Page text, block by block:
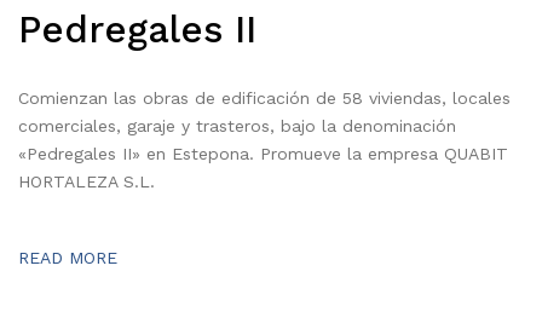
Pedregales II
Comienzan las obras de edificación de 58 viviendas, locales
comerciales, garaje y trasteros, bajo la denominación
«Pedregales II» en Estepona. Promueve la empresa QUABIT
HORTALEZA S.L.
READ MORE